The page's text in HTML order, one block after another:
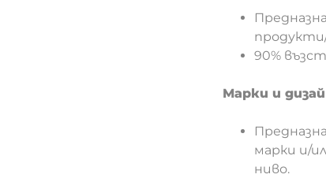
90%
Марки и
марки и/
ниво.